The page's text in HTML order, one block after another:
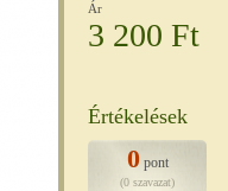
Ár
3 200 Ft
Értékelések
0pont
(0 szavazat)